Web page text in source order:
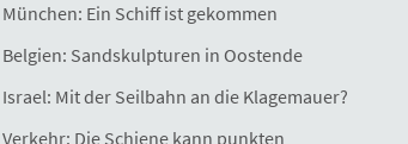
München: Ein Schiff ist gekommen
Belgien: Sandskulpturen in Oostende
Israel: Mit der Seilbahn an die Klagemauer?
Verkehr: Die Schiene kann punkten